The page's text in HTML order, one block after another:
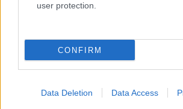
user protection.
CONFIRM
Data Deletion Data Access
calciomercato
ARTICOLI CORRELATI